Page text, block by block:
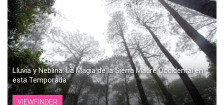
Lluvia y Neblina: La Magia de la Sierra Madre Occidental en
esta Temporada
VIEWFINDER